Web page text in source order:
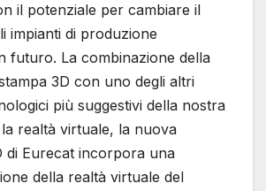
il potenziale per cambiare il
impianti di produzione
futuro. La combinazione della
3D con uno degli altri
più suggestivi della nostra
realtà virtuale, la nuova
di Eurecat incorpora una
della realtà virtuale del